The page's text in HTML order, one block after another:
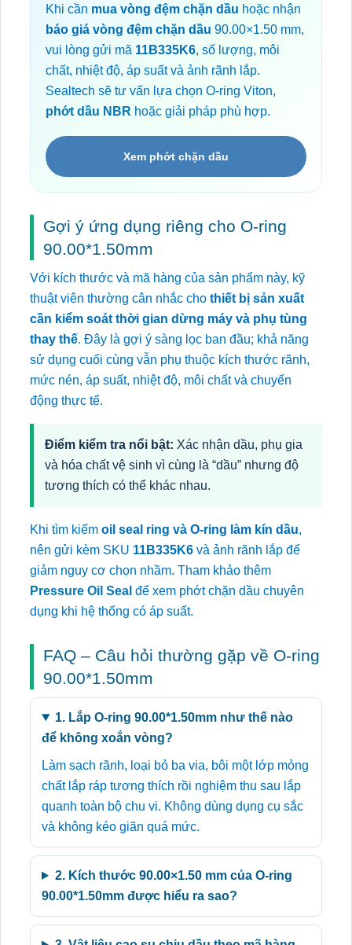
Khi cần mua vòng đệm chặn dầu hoặc nhận
báo giá vòng đệm chặn dầu 90.00×1.50 mm,
vui lòng gửi mã 11B335K6, số lượng, môi
chất, nhiệt độ, áp suất và ảnh rãnh lắp.
Sealtech sẽ tư vấn lựa chọn O-ring Viton,
phớt dầu NBR hoặc giải pháp phù hợp.
Xem phớt chặn dầu
Gợi ý ứng dụng riêng cho O-ring
90.00*1.50mm
Với kích thước và mã hàng của sản phẩm này, kỹ
thuật viên thường cân nhắc cho thiết bị sản xuất
cần kiểm soát thời gian dừng máy và phụ tùng
thay thế. Đây là gợi ý sàng lọc ban đầu; khả năng
sử dụng cuối cùng vẫn phụ thuộc kích thước rãnh,
mức nén, áp suất, nhiệt độ, môi chất và chuyển
động thực tế.
Điểm kiểm tra nổi bật: Xác nhận dầu, phụ gia
và hóa chất vệ sinh vì cùng là “dầu” nhưng độ
tương thích có thể khác nhau.
Khi tìm kiếm oil seal ring và O-ring làm kín dầu,
nên gửi kèm SKU 11B335K6 và ảnh rãnh lắp để
giảm nguy cơ chọn nhầm. Tham khảo thêm
Pressure Oil Seal để xem phớt chặn dầu chuyên
dụng khi hệ thống có áp suất.
FAQ – Câu hỏi thường gặp về O-ring
90.00*1.50mm
1. Lắp O-ring 90.00*1.50mm như thế nào
để không xoắn vòng?
Làm sạch rãnh, loại bỏ ba via, bôi một lớp mỏng
chất lắp ráp tương thích rồi nghiệm thu sau lắp
quanh toàn bộ chu vi. Không dùng dụng cụ sắc
và không kéo giãn quá mức.
2. Kích thước 90.00×1.50 mm của O-ring
90.00*1.50mm được hiểu ra sao?